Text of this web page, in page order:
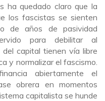
ha quedado claro que la
los fascistas se sienten
de años de pasividad
para debilitar al
capital tienen vía libre
y normalizar el fascismo.
abiertamente el
obrera en momentos
capitalista se hunde